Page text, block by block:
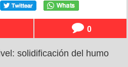
0
solidificación del humo